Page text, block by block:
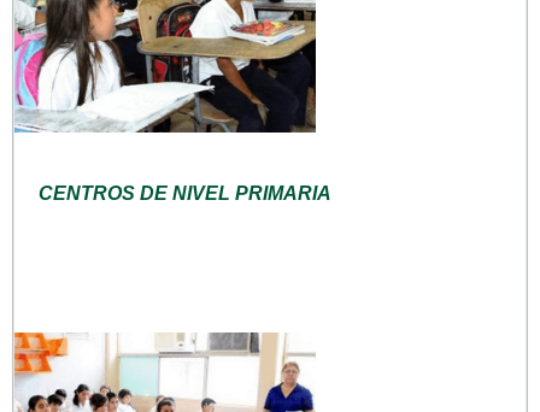
CENTROS DE NIVEL PRIMARIA